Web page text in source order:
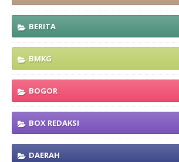
BERITA
BMKG
BOGOR
BOX REDAKSI
DAERAH